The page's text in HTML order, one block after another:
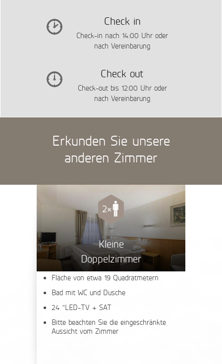
Check in
Check-in nach 14:00 Uhr oder
nach Vereinbarung
Check out
Check-out bis 12:00 Uhr oder
nach Vereinbarung
Erkunden Sie unsere
anderen Zimmer
Kleine
Doppelzimmer
Fläche von etwa 19 Quadratmetern
Bad mit WC und Dusche
24 "LED-TV + SAT
Bitte beachten Sie die eingeschränkte
Aussicht vom Zimmer